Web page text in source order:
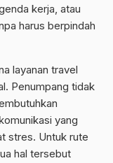
kerja, atau
harus berpindah
layanan travel
Penumpang tidak
yang
stres. Untuk rute
hal tersebut